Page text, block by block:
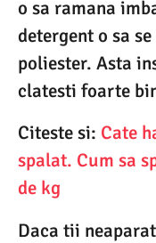
o sa ramana
detergent o sa
poliester. Asta
clatesti foarte
Citeste si: Cate
spalat. Cum sa
de kg
Daca tii